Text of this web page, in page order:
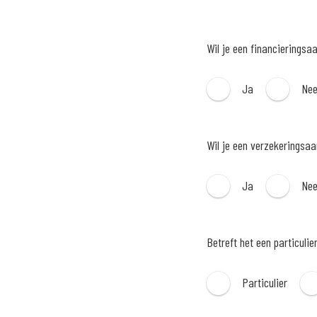
Wil je een
Ja Nee
Wil je een
Ja Nee
Betreft het een
Particulier